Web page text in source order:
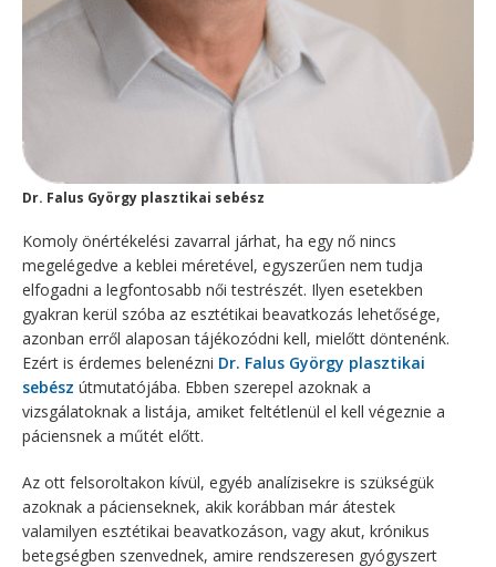
Dr. Falus György plasztikai sebész
Komoly önértékelési zavarral járhat, ha egy nő nincs
megelégedve a keblei méretével, egyszerűen nem tudja
elfogadni a legfontosabb női testrészét. Ilyen esetekben
gyakran kerül szóba az esztétikai beavatkozás lehetősége,
azonban erről alaposan tájékozódni kell, mielőtt döntenénk.
Ezért is érdemes belenézni Dr. Falus György plasztikai
sebész útmutatójába. Ebben szerepel azoknak a
vizsgálatoknak a listája, amiket feltétlenül el kell végeznie a
páciensnek a műtét előtt.
Az ott felsoroltakon kívül, egyéb analízisekre is szükségük
azoknak a pácienseknek, akik korábban már átestek
valamilyen esztétikai beavatkozáson, vagy akut, krónikus
betegségben szenvednek, amire rendszeresen gyógyszert